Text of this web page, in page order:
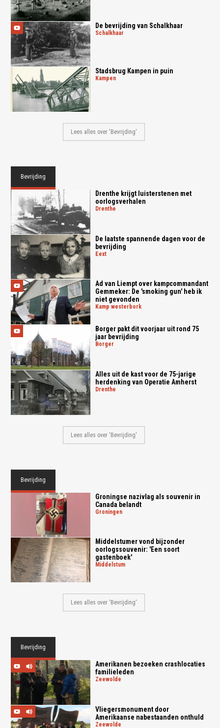
De bevrijding van Schalkhaar
schalkhaar
Stadsbrug Kampen in puin
kampen
Lees alles over 'Bevrijding'
Bevrijding
Drenthe krijgt luisterstenen met
oorlogsverhalen
drenthe
De laatste spannende dagen voor de
bevrijding
eext
Ad van Liempt over kampcommandant
Gemmeker: De 'smoking gun' heb ik
niet gevonden
kamp westerbork
Borger pakt dit voorjaar uit rond 75
jaar bevrijding
borger
Alles uit de kast voor de 75-jarige
herdenking van Operatie Amherst
drenthe
Lees alles over 'Bevrijding'
Bevrijding
Groningse nazivlag als souvenir in
Canada belandt
groningen
Middelstumer vond bijzonder
oorlogssouvenir: 'Een soort
gastenboek'
middelstum
Lees alles over 'Bevrijding'
Bevrijding
Amerikanen bezoeken crashlocaties
familieleden
zeewolde
Vliegersmonument door
Amerikaanse nabestaanden onthuld
zeewolde